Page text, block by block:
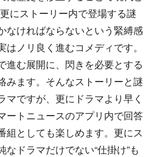
にストーリー内で登場する謎
なければならないという緊縛感
ノリ良く進むコメディです。
進む展開に、閃きを必要とする
みます。そんなストーリーと謎
ですが、更にドラマより早く
ートニュースのアプリ内で回答
組としても楽しめます。更にス
なドラマだけでない“仕掛け”も